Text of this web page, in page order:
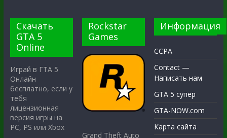
Скачать
GTA 5
Online
Играй в ГТА 5
Онлайн
бесплатно, если у
тебя
лицензионная
версия игры на
PC, PS или Xbox
Rockstar
Games
Grand Theft Auto
Информация
CCPA
Contact —
Написать нам
GTA 5 супер
GTA-NOW.com
Карта сайта